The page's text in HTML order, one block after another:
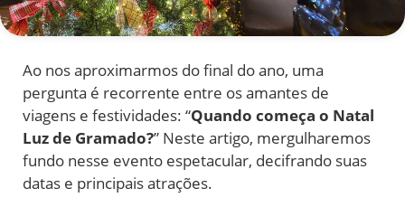
Ao nos aproximarmos do final do ano, uma
pergunta é recorrente entre os amantes de
viagens e festividades: “Quando começa o Natal
Luz de Gramado?” Neste artigo, mergulharemos
fundo nesse evento espetacular, decifrando suas
datas e principais atrações.